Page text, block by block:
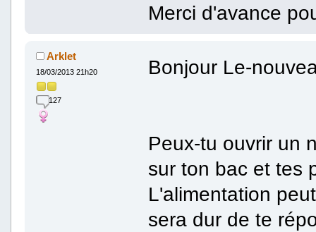
Merci d'avance
Arklet
18/03/2013 21h20
127
Bonjour Le-
Peux-tu ouvrir un
sur ton bac et tes
L'alimentation
sera dur de te